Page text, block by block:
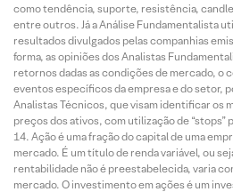
como tendência, suporte, resistência,
entre outros. Já a Análise Fundamentalista
resultados divulgados pelas companhias
forma, as opiniões dos Analistas
retornos dadas as condições de mercado, o
eventos específicos da empresa e do setor,
Analistas Técnicos, que visam identificar os
preços dos ativos, com utilização de “stops”
Ação é uma fração do capital de uma
mercado. É um título de renda variável, ou
rentabilidade não é preestabelecida, varia
mercado. O investimento em ações é um